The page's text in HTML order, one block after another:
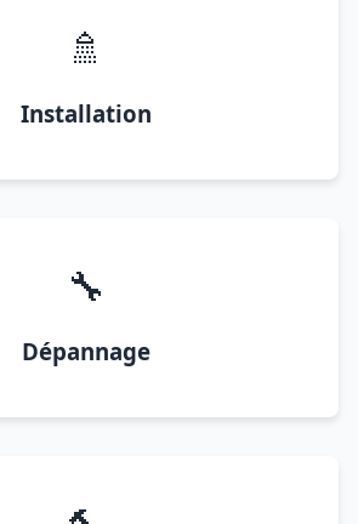
🚿
Installation
🔧
Dépannage